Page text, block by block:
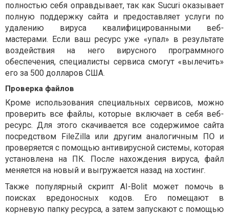
полностью себя оправдывает, так как Sucuri оказывает
полную поддержку сайта и предоставляет услуги по
удалению вируса квалифицированными веб-
мастерами. Если ваш ресурс уже «упал» в результате
воздействия на него вирусного программного
обеспечения, специалисты сервиса смогут «вылечить»
его за 500 долларов США.
Проверка файлов
Кроме использования специальных сервисов, можно
проверить все файлы, которые включает в себя веб-
ресурс. Для этого скачивается все содержимое сайта
посредством FileZilla или другим аналогичным ПО и
проверяется с помощью антивирусной системы, которая
установлена на ПК. После нахождения вируса, файл
меняется на новый и выгружается назад на хостинг.
Также популярный скрипт AI-Bolit может помочь в
поисках вредоносных кодов. Его помещают в
корневую папку ресурса, а затем запускают с помощью